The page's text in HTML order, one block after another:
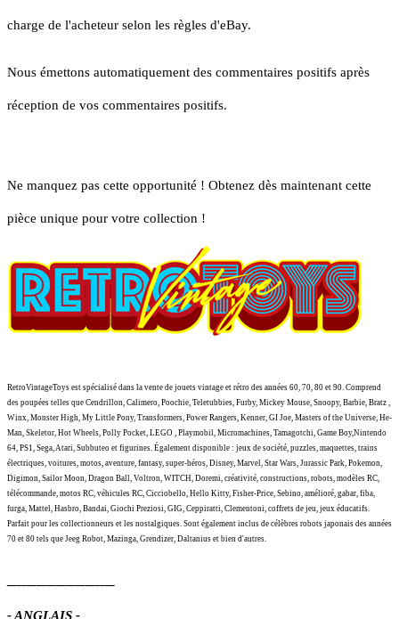
charge de l'acheteur selon les règles d'eBay.
Nous émettons automatiquement des commentaires positifs après
réception de vos commentaires positifs.
Ne manquez pas cette opportunité ! Obtenez dès maintenant cette
pièce unique pour votre collection !
RetroVintageToys est spécialisé dans la vente de jouets vintage et rétro des années 60, 70, 80 et 90. Comprend
des poupées telles que Cendrillon, Calimero, Poochie, Teletubbies, Furby, Mickey Mouse, Snoopy, Barbie, Bratz ,
Winx, Monster High, My Little Pony, Transformers, Power Rangers, Kenner, GI Joe, Masters of the Universe, He-
Man, Skeletor, Hot Wheels, Polly Pocket, LEGO , Playmobil, Micromachines, Tamagotchi, Game Boy,Nintendo
64, PS1, Sega, Atari, Subbuteo et figurines. Également disponible : jeux de société, puzzles, maquettes, trains
électriques, voitures, motos, aventure, fantasy, super-héros, Disney, Marvel, Star Wars, Jurassic Park, Pokemon,
Digimon, Sailor Moon, Dragon Ball, Voltron, WITCH, Doremi, créativité, constructions, robots, modèles RC,
télécommande, motos RC, véhicules RC, Cicciobello, Hello Kitty, Fisher-Price, Sebino, amélioré, gabar, fiba,
furga, Mattel, Hasbro, Bandai, Giochi Preziosi, GIG, Ceppiratti, Clementoni, coffrets de jeu, jeux éducatifs.
Parfait pour les collectionneurs et les nostalgiques. Sont également inclus de célèbres robots japonais des années
70 et 80 tels que Jeeg Robot, Mazinga, Grendizer, Daltanius et bien d'autres.
- ANGLAIS -